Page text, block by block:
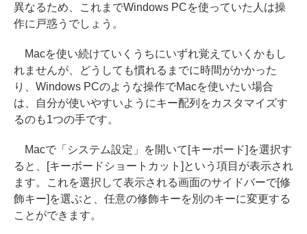
異なるため、これまでWindows PCを使っていた人は操
作に戸惑うでしょう。
Macを使い続けていくうちにいずれ覚えていくかもし
れませんが、どうしても慣れるまでに時間がかかった
り、Windows PCのような操作でMacを使いたい場合
は、自分が使いやすいようにキー配列をカスタマイズす
るのも1つの手です。
Macで「システム設定」を開いて[キーボード]を選択す
ると、[キーボードショートカット]という項目が表示され
ます。これを選択して表示される画面のサイドバーで[修
飾キー]を選ぶと、任意の修飾キーを別のキーに変更する
ことができます。